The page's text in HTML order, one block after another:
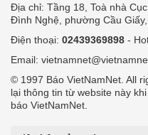
Địa chỉ: Tầng 18, Toà nhà
Đình Nghệ, phường Cầu Giấy,
Điện thoại: 02439369898 -
Email:
© 1997 Báo VietNamNet. All
lại thông tin từ website này
báo VietNamNet.